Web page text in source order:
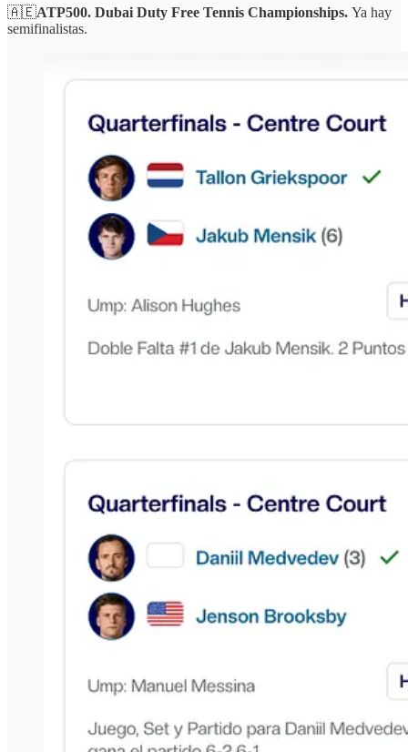
🇦🇪ATP500. Dubai Duty Free Tennis Championships. Ya hay
semifinalistas.